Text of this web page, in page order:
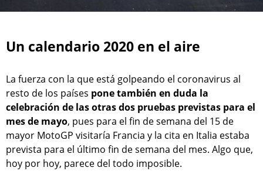
Un calendario 2020 en el aire
La fuerza con la que está golpeando el coronavirus al
resto de los países pone también en duda la
celebración de las otras dos pruebas previstas para el
mes de mayo, pues para el fin de semana del 15 de
mayor MotoGP visitaría Francia y la cita en Italia estaba
prevista para el último fin de semana del mes. Algo que,
hoy por hoy, parece del todo imposible.